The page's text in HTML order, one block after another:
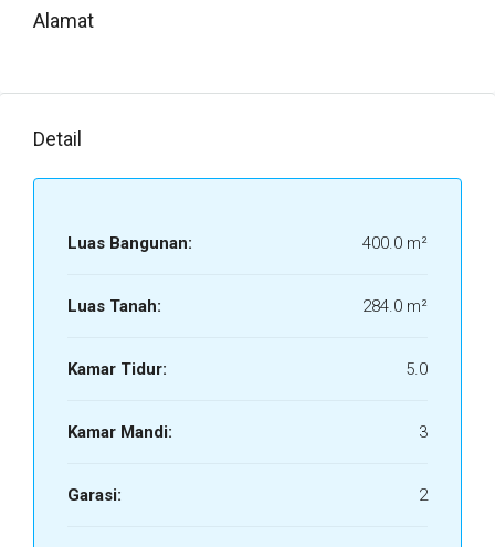
Alamat
Detail
Luas Bangunan: 400.0 m²
Luas Tanah: 284.0 m²
Kamar Tidur: 5.0
Kamar Mandi: 3
Garasi: 2